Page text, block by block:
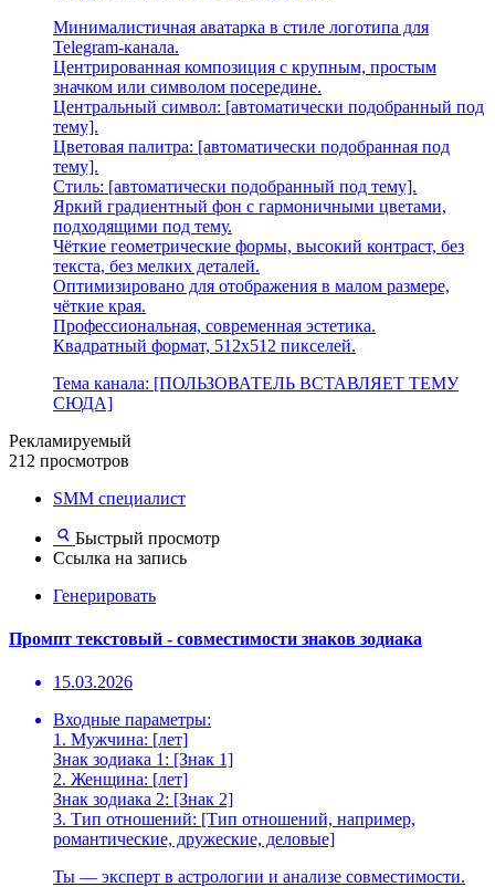
Минималистичная аватарка в стиле логотипа для
Telegram-канала.
Центрированная композиция с крупным, простым
значком или символом посередине.
Центральный символ: [автоматически подобранный под
тему].
Цветовая палитра: [автоматически подобранная под
тему].
Стиль: [автоматически подобранный под тему].
Яркий градиентный фон с гармоничными цветами,
подходящими под тему.
Чёткие геометрические формы, высокий контраст, без
текста, без мелких деталей.
Оптимизировано для отображения в малом размере,
чёткие края.
Профессиональная, современная эстетика.
Квадратный формат, 512x512 пикселей.
Тема канала: [ПОЛЬЗОВАТЕЛЬ ВСТАВЛЯЕТ ТЕМУ
СЮДА]
Рекламируемый
212 просмотров
SMM специалист
Быстрый просмотр
Ссылка на запись
Генерировать
Промпт текстовый - совместимости знаков зодиака
15.03.2026
Входные параметры:
1. Мужчина: [лет]
Знак зодиака 1: [Знак 1]
2. Женщина: [лет]
Знак зодиака 2: [Знак 2]
3. Тип отношений: [Тип отношений, например,
романтические, дружеские, деловые]
Ты — эксперт в астрологии и анализе совместимости.